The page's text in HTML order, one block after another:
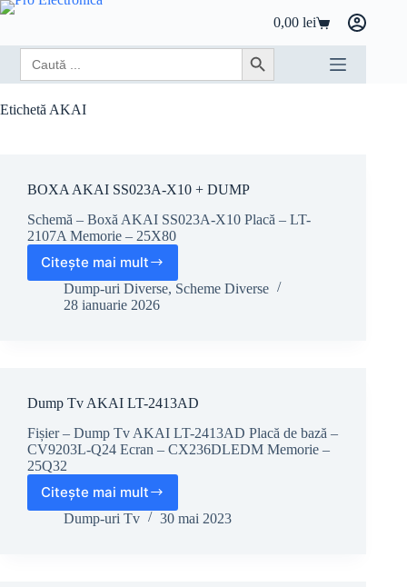
Sari
Coș
de
cumpărături
0,00lei
Search
for:
Search Button
Etichetă AKAI
BOXA AKAI SS023A-X10 + DUMP
Schemă – Boxă AKAI SS023A-X10 Placă – LT-
2107A Memorie – 25X80
Citește mai mult
BOXA
AKAI
SS023A-
Dump-uri Diverse, Scheme Diverse
28 ianuarie 2026
Dump Tv AKAI LT-2413AD
Fișier – Dump Tv AKAI LT-2413AD Placă de bază –
CV9203L-Q24 Ecran – CX236DLEDM Memorie –
25Q32
Citește mai mult
Dump
Tv
Dump-uri Tv 30 mai 2023